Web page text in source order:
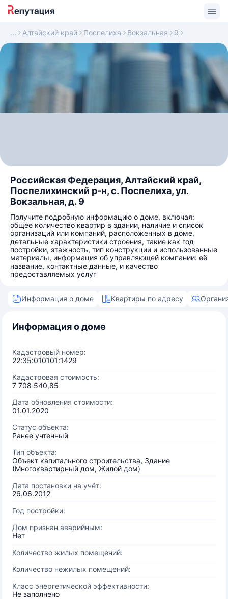
Алтайский край Поспелиха Вокзальная 9
Российская Федерация, Алтайский край,
Поспелихинский р-н, с. Поспелиха, ул.
Вокзальная, д. 9
Получите подробную информацию о доме, включая:
общее количество квартир в здании, наличие и список
организаций или компаний, расположенных в доме,
детальные характеристики строения, такие как год
постройки, этажность, тип конструкции и использованные
материалы, информация об управляющей компании: её
название, контактные данные, и качество
предоставляемых услуг
Информация о доме Квартиры по адресу
Информация о доме
Кадастровый номер:
22:35:010101:1429
Кадастровая стоимость:
7 708 540,85
Дата обновления стоимости:
01.01.2020
Статус объекта:
Ранее учтенный
Тип объекта:
Объект капитального строительства, Здание
(Многоквартирный дом, Жилой дом)
Дата постановки на учёт:
26.06.2012
Год постройки:
Дом признан аварийным:
Нет
Количество жилых помещений:
Количество нежилых помещений:
Класс энергетической эффективности:
Не заполнено